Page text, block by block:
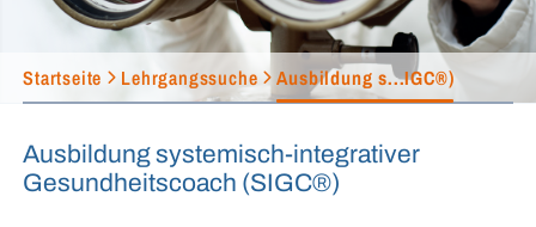
Startseite Lehrgangssuche Ausbildung s...IGC®)
Ausbildung systemisch-integrativer
Gesundheitscoach (SIGC®)